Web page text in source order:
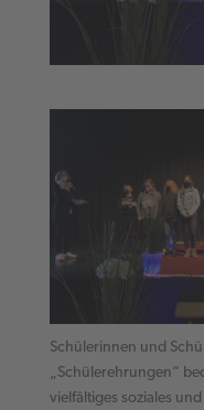
Schülerinnen und
„Schülerehrungen“
vielfältiges soziales